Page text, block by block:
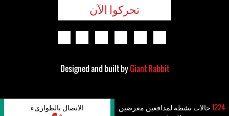
تحركوا الآن
Designed and built byGiant Rabbit
الاتصال بالطوارىء 1224حالات نشطة لمدافعين معرضين